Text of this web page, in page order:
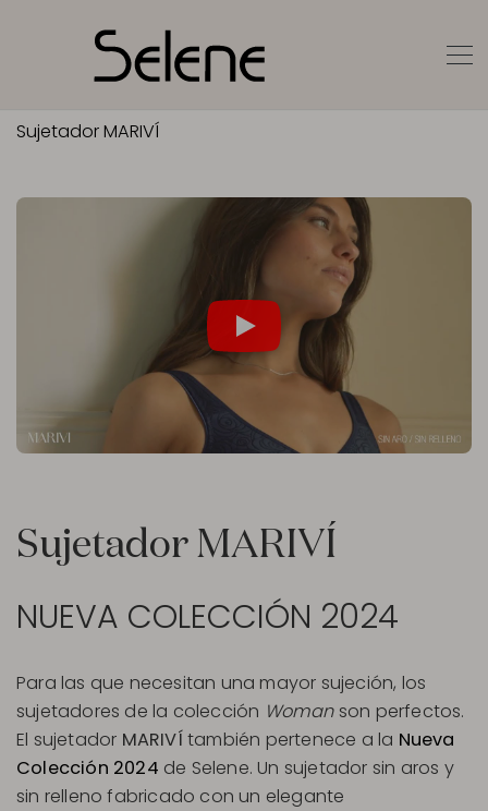
Sujetador MARIVÍ
Sujetador MARIVÍ
NUEVA COLECCIÓN 2024
Para las que necesitan una mayor sujeción, los
sujetadores de la colección Womanson perfectos.
El sujetador MARIVÍtambién pertenece a la Nueva
Colección 2024 de Selene. Un sujetador sin aros y
sin relleno fabricado con un elegante